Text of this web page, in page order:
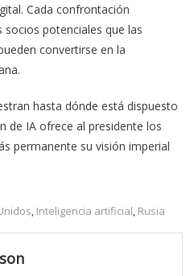
Cada confrontación
potenciales que las
convertirse en la
hasta dónde está dispuesto
de IA ofrece al presidente los
permanente su visión imperial
Inteligencia artificial Rusia